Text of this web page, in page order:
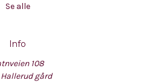
Se alle
Info
108
gård